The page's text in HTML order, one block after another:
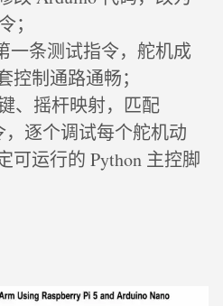
；
一条测试指令，舵机成
控制通路通畅；
、摇杆映射，匹配
逐个调试每个舵机动
可运行的 Python 主控脚